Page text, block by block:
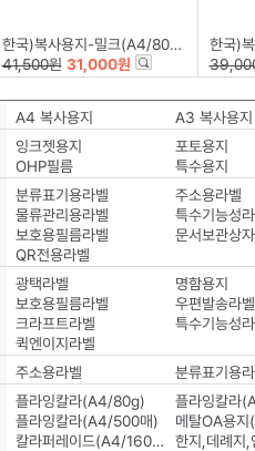
한국)복사용지-밀크(A4/80g/500매*5권)
41,500원 31,000원
한국)복사
A4 복사용지
A3 복사용지
잉크젯용지
포토용지
OHP필름
특수용지
분류표기용라벨
주소용라벨
물류관리용라벨
특수기능성
보호용필름라벨
문서보관상
QR전용라벨
광택라벨
명함용지
보호용필름라벨
우편발송라벨
크라프트라벨
특수기능성
퀵엔이지라벨
주소용라벨 분류표기용
플라잉칼라(A4/80g)
플라잉칼라
플라잉칼라(A4/500매)
메탈OA용
칼라퍼레이드(A4/160g)
한지,데례지